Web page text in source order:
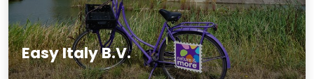
Easy Italy B.V.